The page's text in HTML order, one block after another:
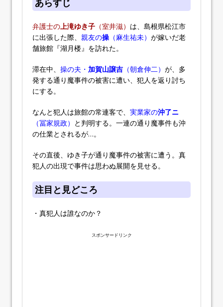
弁護士の 上滝ゆき子 （室井滋） は、島根県松江市
に出張した際、 親友の操 （麻生祐未） が嫁いだ老
舗旅館『湖月楼』を訪れた。
滞在中、 操の夫・ 加賀山譲吉 （朝倉伸二） が、多
発する通り魔事件の被害に遭い、犯人を返り討ち
にする。
なんと犯人は旅館の常連客で、 実業家の沖了ニ
（冨家規政） と判明する。一連の通り魔事件も沖
の仕業とされるが…。
その直後、ゆき子が通り魔事件の被害に遭う。真
犯人の出現で事件は思わぬ展開を見せる。
注目と見どころ
・真犯人は誰なのか？
スポンサードリンク